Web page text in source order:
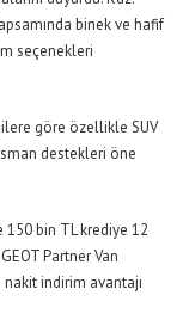
binek ve hafif
seçenekleri
göre özellikle SUV
destekleri öne
150 bin TL krediye 12
Partner Van
indirim avantajı